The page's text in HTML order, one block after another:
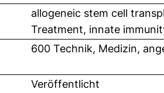
allogeneic stem cell
Treatment, innate
600 Technik, Medizin,
Veröffentlicht